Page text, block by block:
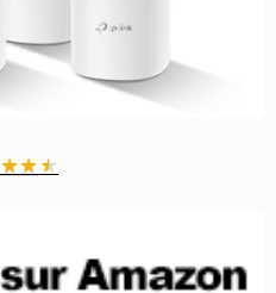
★★★